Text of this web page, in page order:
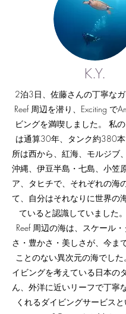
K.Y.
2泊3日、佐藤さんの丁寧な
Reef 周辺を潜り、Exciting で
ビングを満喫しました。 私
は通算30年、タンク約380
所は西から、紅海、モルジブ
沖縄、伊豆半島・七島、小笠
ア、タヒチで、それぞれの海
て、自分はそれなりに世界の
ていると認識していました
Reef 周辺の海は、スケール
さ・豊かさ・美しさが、今ま
ことのない異次元の海でした
イビングを考えている日本の
ん、外洋に近いリーフで丁寧
くれるダイビングサービスと